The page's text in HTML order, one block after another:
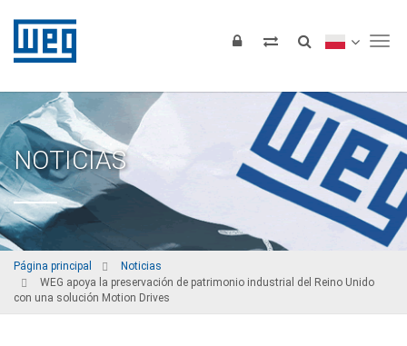
NOTICIAS
Página principal
Noticias
WEG apoya la preservación de patrimonio industrial del Reino Unido
con una solución Motion Drives